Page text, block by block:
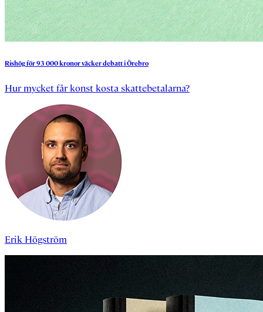
Rishögför93 000kronorväckerdebattiÖrebro
Hur mycket får konst kosta skattebetalarna?
Erik Högström